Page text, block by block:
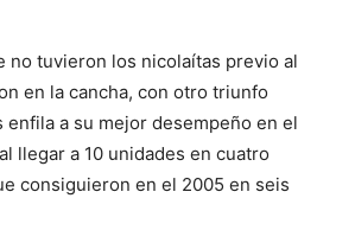
no tuvieron los nicolaítas previo al
en la cancha, con otro triunfo
a su mejor desempeño en el
llegar a 10 unidades en cuatro
consiguieron en el 2005 en seis